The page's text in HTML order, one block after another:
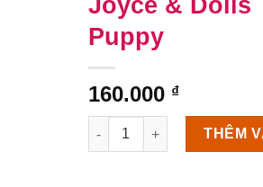
Puppy
160.000 ₫
Nước xịt hướng dẫn chó đi
THÊM